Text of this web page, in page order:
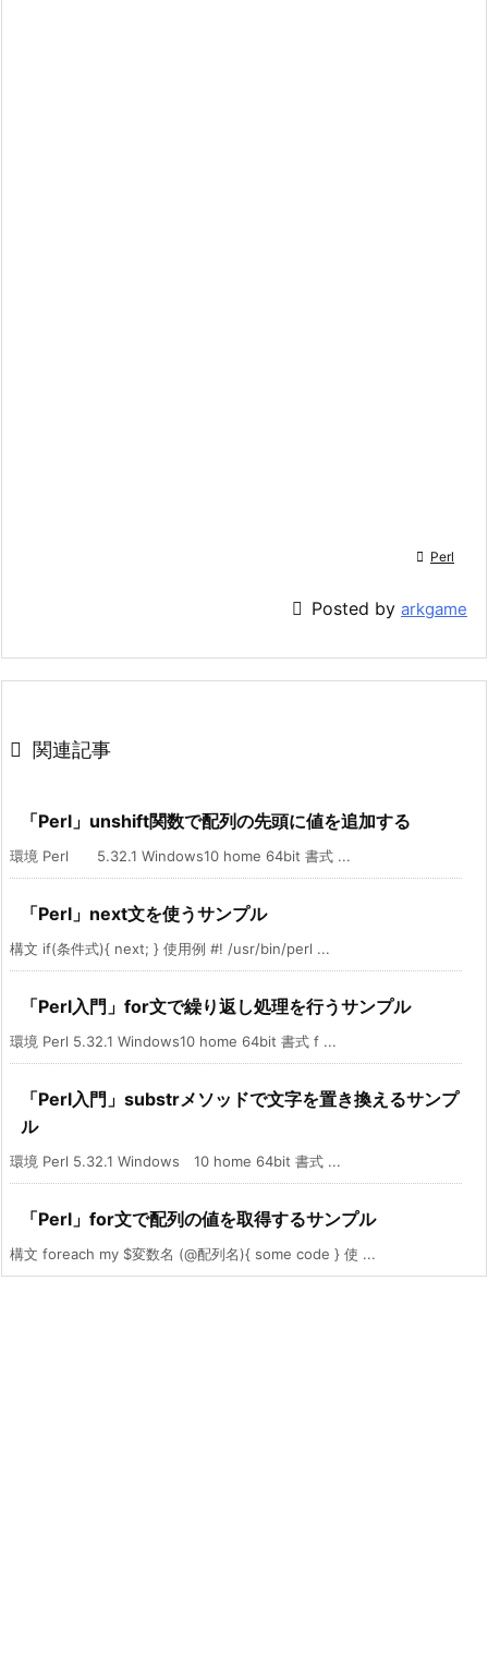
 Perl
 Posted by arkgame
 関連記事
「Perl」unshift関数で配列の先頭に値を追加する
環境 Perl 5.32.1 Windows10 home 64bit 書式 ...
「Perl」next文を使うサンプル
構文 if(条件式){ next; } 使用例 #! /usr/bin/perl ...
「Perl入門」for文で繰り返し処理を行うサンプル
環境 Perl 5.32.1 Windows10 home 64bit 書式 f ...
「Perl入門」substrメソッドで文字を置き換えるサンプ
ル
環境 Perl 5.32.1 Windows 10 home 64bit 書式 ...
「Perl」for文で配列の値を取得するサンプル
構文 foreach my $変数名 (@配列名){ some code } 使 ...